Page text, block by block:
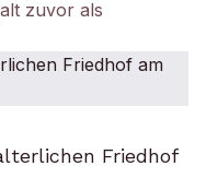
zuvor als
Friedhof